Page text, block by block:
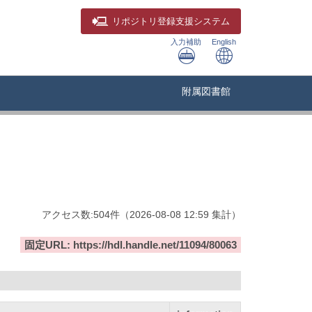
リポジトリ 登録支援システム
入力補助 English
附属図書館
アクセス数:504件 （2026-08-08 12:59 集計）
固定URL: https://hdl.handle.net/11094/80063